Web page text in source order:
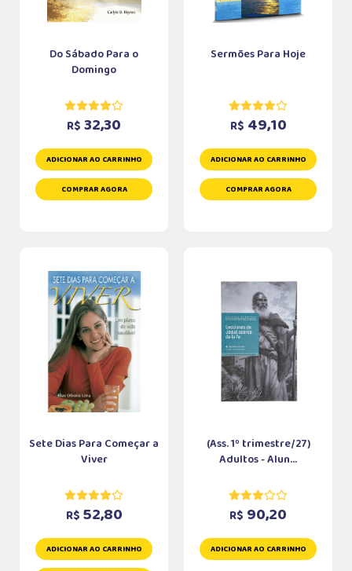
Do Sábado Para o
Domingo
R$ 32,30
ADICIONAR AO CARRINHO
COMPRAR AGORA
Sermões Para Hoje
R$ 49,10
ADICIONAR AO CARRINHO
COMPRAR AGORA
Sete Dias Para Começar a
Viver
R$ 52,80
ADICIONAR AO CARRINHO
(Ass. 1º trimestre/27)
Adultos - Alun...
R$ 90,20
ADICIONAR AO CARRINHO